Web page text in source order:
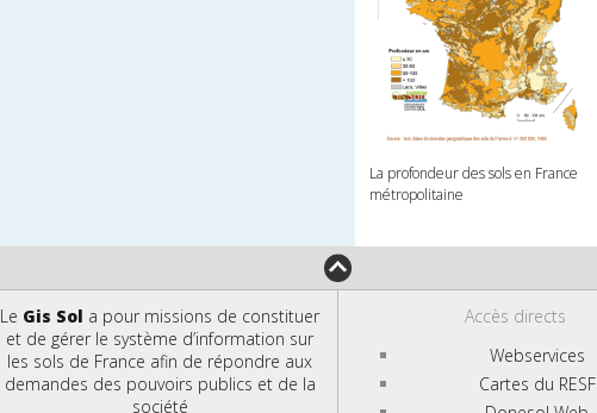
La profondeur des sols en France
métropolitaine
Le Gis Sol a pour missions de constituer
et de gérer le système d’information sur
les sols de France afin de répondre aux
demandes des pouvoirs publics et de la
société
Accès directs
Webservices
Cartes du RESF